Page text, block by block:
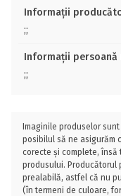
Informații
;;
Informații persoană
;;
Imaginile produselor
posibilul să ne asigurăm
corecte și complete,
produsului. Producătorul
prealabilă, astfel că nu
(în termeni de culoare,